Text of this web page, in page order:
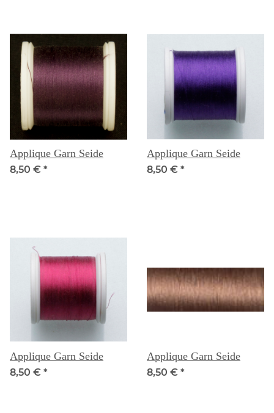
Applique Garn Seide
8,50 € *
Applique Garn Seide
8,50 € *
Applique Garn Seide
8,50 € *
Applique Garn Seide
8,50 € *